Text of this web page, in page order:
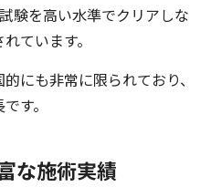
験を高い水準でクリアしな
ています。
にも非常に限られており、
す。
な施術実績